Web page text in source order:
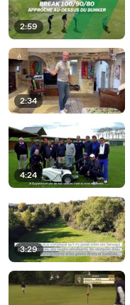
2:59
2:34
4:24
3:29